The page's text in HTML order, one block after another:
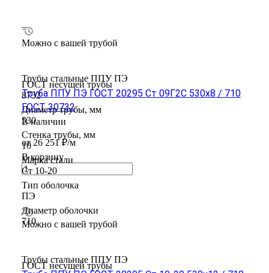
ГОСТ несущей трубы
8732
Диаметр трубы, мм
530
Стенка трубы, мм
10
Марка стали
Ст 10-20
Тип оболочка
ПЭ
Диаметр оболочки
710
ГОСТ несущей трубы
Можно с вашей трубой
Трубы стальные ППУ ПЭ
Труба ППУ ПЭ ГОСТ 20295 Ст 09Г2С 530x8 / 710
ГОСТ 30732
В наличии
от 26 251 ₽/м
В корзину
Можно с вашей трубой
Трубы стальные ППУ ПЭ